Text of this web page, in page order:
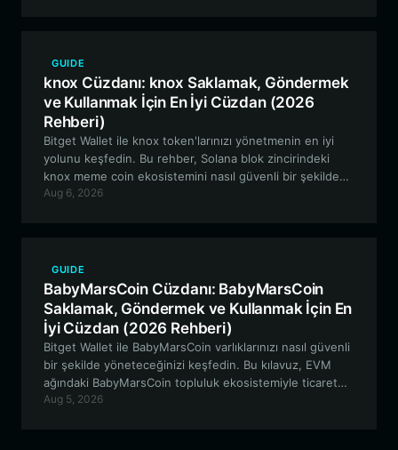
GUIDE
knox Cüzdanı: knox Saklamak, Göndermek
ve Kullanmak İçin En İyi Cüzdan (2026
Rehberi)
Bitget Wallet ile knox token'larınızı yönetmenin en iyi
yolunu keşfedin. Bu rehber, Solana blok zincirindeki
knox meme coin ekosistemini nasıl güvenli bir şekilde
saklayacağınızı, takas edeceğinizi ve etkileşim
Aug 6, 2026
GUIDE
BabyMarsCoin Cüzdanı: BabyMarsCoin
Saklamak, Göndermek ve Kullanmak İçin En
İyi Cüzdan (2026 Rehberi)
Bitget Wallet ile BabyMarsCoin varlıklarınızı nasıl güvenli
bir şekilde yöneteceğinizi keşfedin. Bu kılavuz, EVM
ağındaki BabyMarsCoin topluluk ekosistemiyle ticaret
yapmanın, varlıkları saklamanın ve etkileşimde
Aug 5, 2026